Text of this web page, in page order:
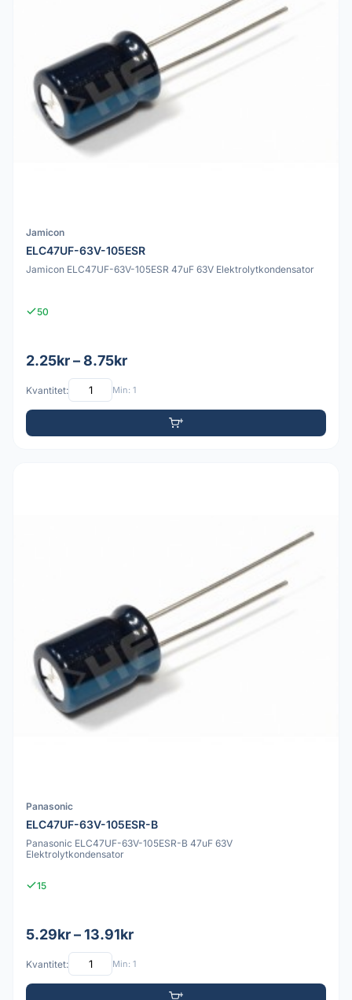
Jamicon
ELC47UF-63V-105ESR
Jamicon ELC47UF-63V-105ESR 47uF 63V Elektrolytkondensator
50
2.25kr – 8.75kr
Kvantitet: Min: 1
Panasonic
ELC47UF-63V-105ESR-B
Panasonic ELC47UF-63V-105ESR-B 47uF 63V
Elektrolytkondensator
15
5.29kr – 13.91kr
Kvantitet: Min: 1